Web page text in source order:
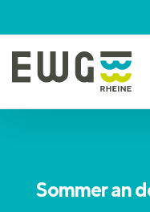
to
content
Sommer an